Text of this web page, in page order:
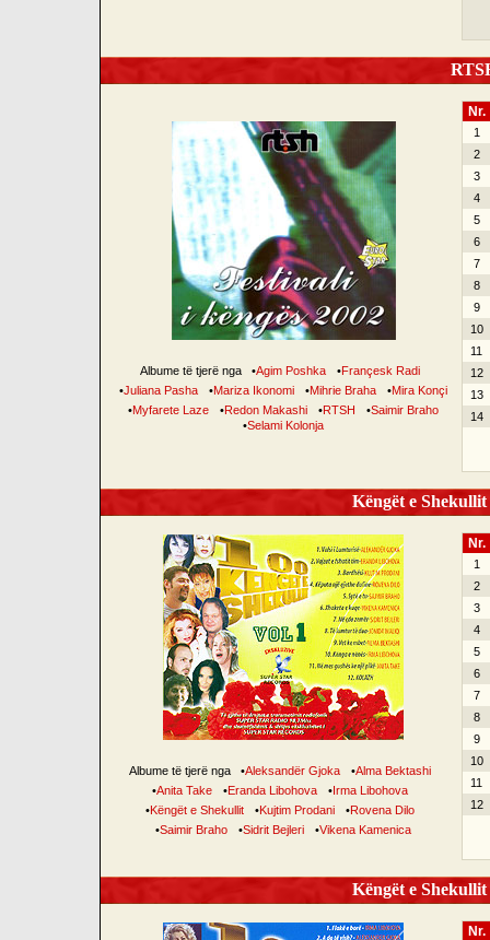
Albume të tjerë nga •Agim Poshka •Françesk Radi
•Juliana Pasha •Mariza Ikonomi •Mihrie Braha •Mira Konçi
•Myfarete Laze •Redon Makashi •RTSH •Saimir Braho
•Selami Kolonja
Nr.
1
2
3
4
5
6
7
8
9
10
11
12
13
14
Këngët e
Albume të tjerë nga •Aleksandër Gjoka •Alma Bektashi
•Anita Take •Eranda Libohova •Irma Libohova
•Këngët e Shekullit •Kujtim Prodani •Rovena Dilo
•Saimir Braho •Sidrit Bejleri •Vikena Kamenica
Nr.
1
2
3
4
5
6
7
8
9
10
11
12
Këngët e
Nr.